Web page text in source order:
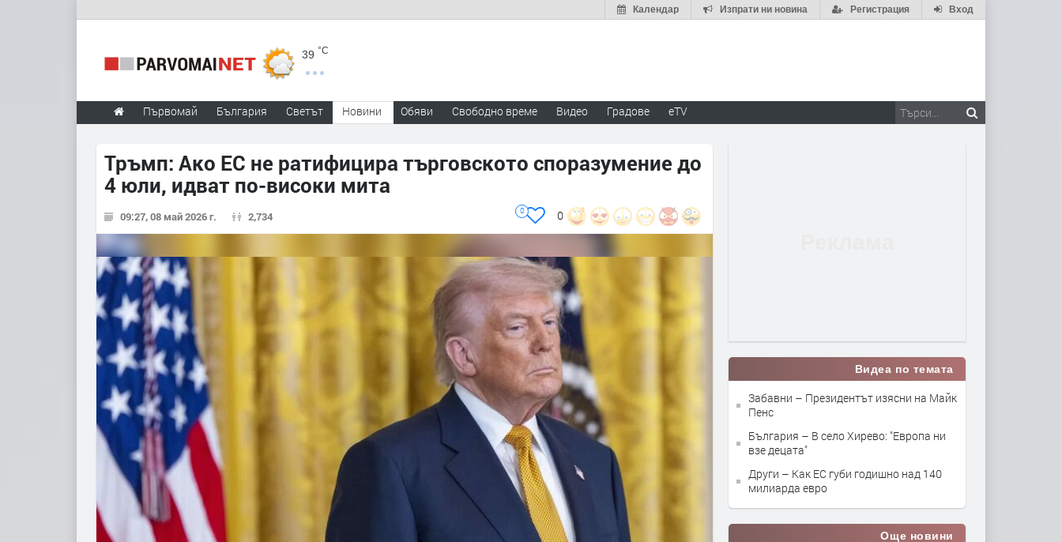
Вход
Регистрация
Изпрати ни новина
Календар
39 °C
Първомай България Светът Новини Обяви Свободно време Видео Градове eTV
Тръмп: Ако ЕС не ратифицира търговското споразумение до
4 юли, идват по-високи мита
09:27, 08 май 2026 г. 2,734 0
0
Видеа по темата
Забавни – Президентът изясни на Майк
Пенс
България – В село Хирево: "Европа ни
взе децата"
Други – Как ЕС губи годишно над 140
милиарда евро
Още новини